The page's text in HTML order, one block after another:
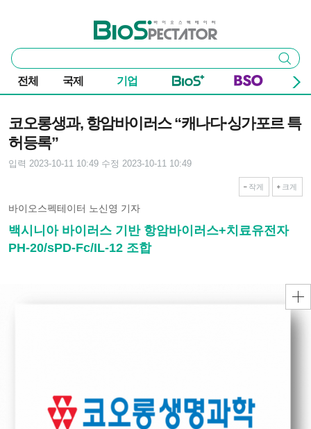
바이오스펙테이터
통
합
검
색
검색
전체 국제 기업
코오롱생과, 항암바이러스 “캐나다∙싱가포르 특
허등록”
입력 2023-10-11 10:49 수정 2023-10-11 10:49
작게 크게
바이오스펙테이터 노신영 기자
백시니아 바이러스 기반 항암바이러스+치료유전자
PH-20/sPD-Fc/IL-12 조합